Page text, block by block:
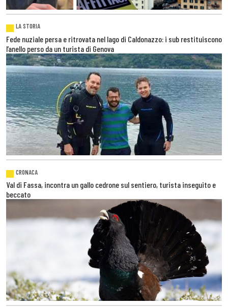
LA STORIA
Fede nuziale persa e ritrovata nel lago di Caldonazzo: i sub restituiscono
l’anello perso da un turista di Genova
CRONACA
Val di Fassa, incontra un gallo cedrone sul sentiero, turista inseguito e
beccato